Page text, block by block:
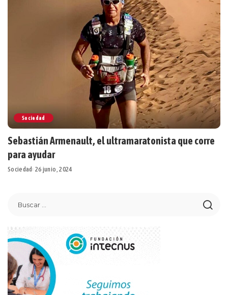
Sociedad
Sebastián Armenault, el ultramaratonista que corre
para ayudar
Sociedad 26 junio, 2024